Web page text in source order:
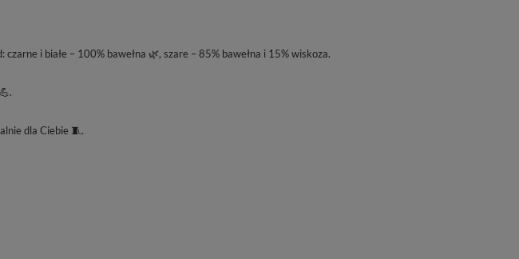
i białe – 100% bawełna 🌿, szare – 85% bawełna i 15% wiskoza.
dla Ciebie 🧵.